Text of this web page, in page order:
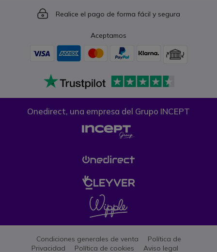
Icon
Realice el pago de forma fácil y segura
Aceptamos
Onedirect, una empresa del Grupo INCEPT
Condiciones generales de venta
Política de
Privacidad
Política de cookies Aviso legal